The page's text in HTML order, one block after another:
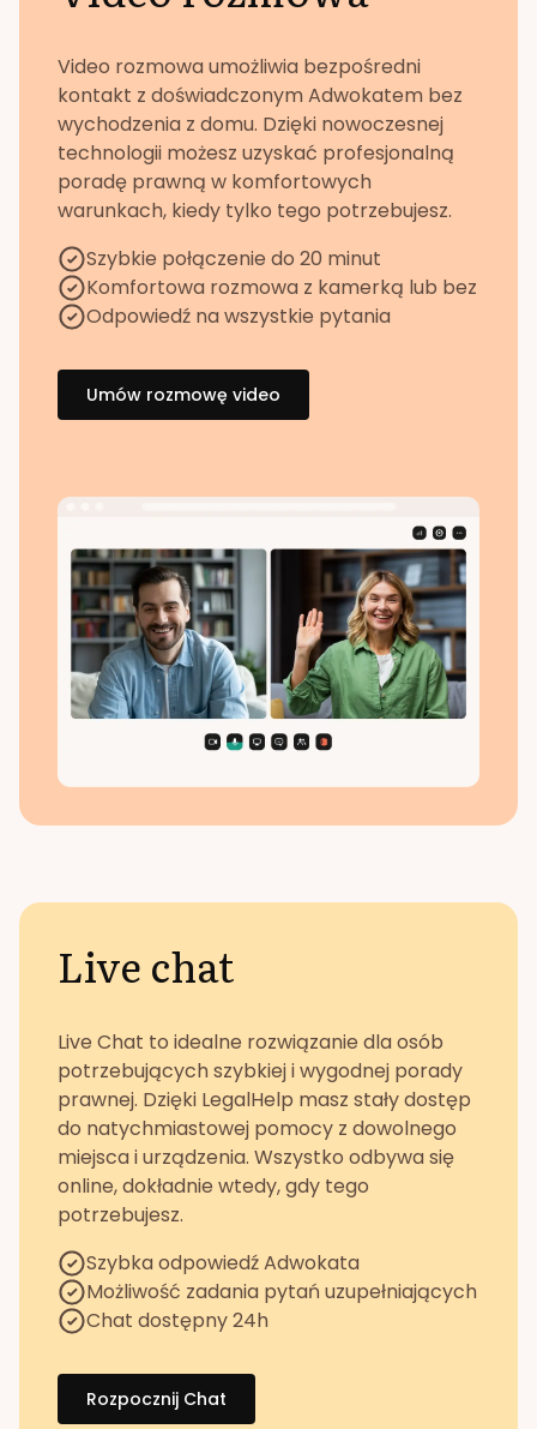
Video rozmowa umożliwia bezpośredni
kontakt z doświadczonym Adwokatem bez
wychodzenia z domu. Dzięki nowoczesnej
technologii możesz uzyskać profesjonalną
poradę prawną w komfortowych
warunkach, kiedy tylko tego potrzebujesz.
Szybkie połączenie do 20 minut
Komfortowa rozmowa z kamerką lub bez
Odpowiedź na wszystkie pytania
Umów rozmowę video
Live chat
Live Chat to idealne rozwiązanie dla osób
potrzebujących szybkiej i wygodnej porady
prawnej. Dzięki LegalHelp masz stały dostęp
do natychmiastowej pomocy z dowolnego
miejsca i urządzenia. Wszystko odbywa się
online, dokładnie wtedy, gdy tego
potrzebujesz.
Szybka odpowiedź Adwokata
Możliwość zadania pytań uzupełniających
Chat dostępny 24h
Rozpocznij Chat